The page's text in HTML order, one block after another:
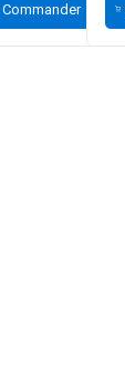
Commander